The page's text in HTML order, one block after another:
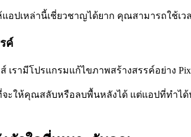
ปเหล่านี้เชี่ยวชาญได้ยาก คุณสามารถใช้เว
ค์
รามีโปรแกรมแก้ไขภาพสร้างสรรค์อย่าง
ให้คุณสลับหรือลบพื้นหลังได้ แต่แอปที่ทำได้